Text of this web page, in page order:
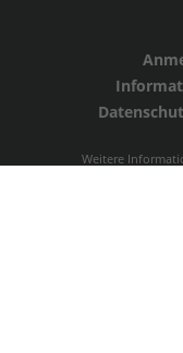
Weitere